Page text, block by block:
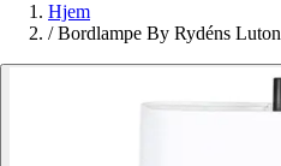
Hjem
/ Bordlampe By Rydéns Luton